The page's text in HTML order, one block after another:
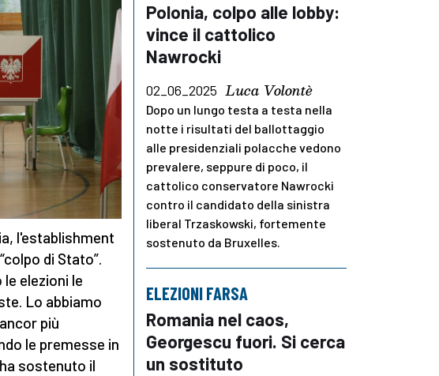
l'establishment
di Stato”.
elezioni le
Lo abbiamo
più
le premesse in
sostenuto il
Polonia, colpo alle lobby:
vince il cattolico
Nawrocki
02_06_2025 Luca Volontè
Dopo un lungo testa a testa nella
notte i risultati del ballottaggio
alle presidenziali polacche vedono
prevalere, seppure di poco, il
cattolico conservatore Nawrocki
contro il candidato della sinistra
liberal Trzaskowski, fortemente
sostenuto da Bruxelles.
ELEZIONI FARSA
Romania nel caos,
Georgescu fuori. Si cerca
un sostituto